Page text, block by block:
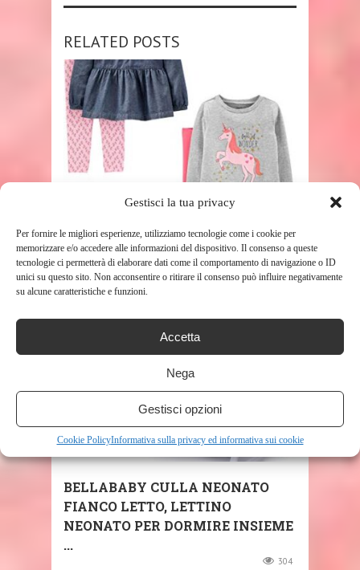
Gestisci la tua privacy
Per fornire le migliori esperienze, utilizziamo tecnologie come i cookie per
memorizzare e/o accedere alle informazioni del dispositivo. Il consenso a queste
tecnologie ci permetterà di elaborare dati come il comportamento di navigazione o ID
unici su questo sito. Non acconsentire o ritirare il consenso può influire negativamente
su alcune caratteristiche e funzioni.
Accetta
Nega
Gestisci opzioni
Cookie PolicyInformativa sulla privacy ed informativa sui cookie
RELATED POSTS
SIMPLE JOYS BY CARTER’S – SET
DA 4 PEZZI COMPOSTO ...
336
SHOP
BELLABABY CULLA NEONATO
FIANCO LETTO, LETTINO
NEONATO PER DORMIRE INSIEME
...
304